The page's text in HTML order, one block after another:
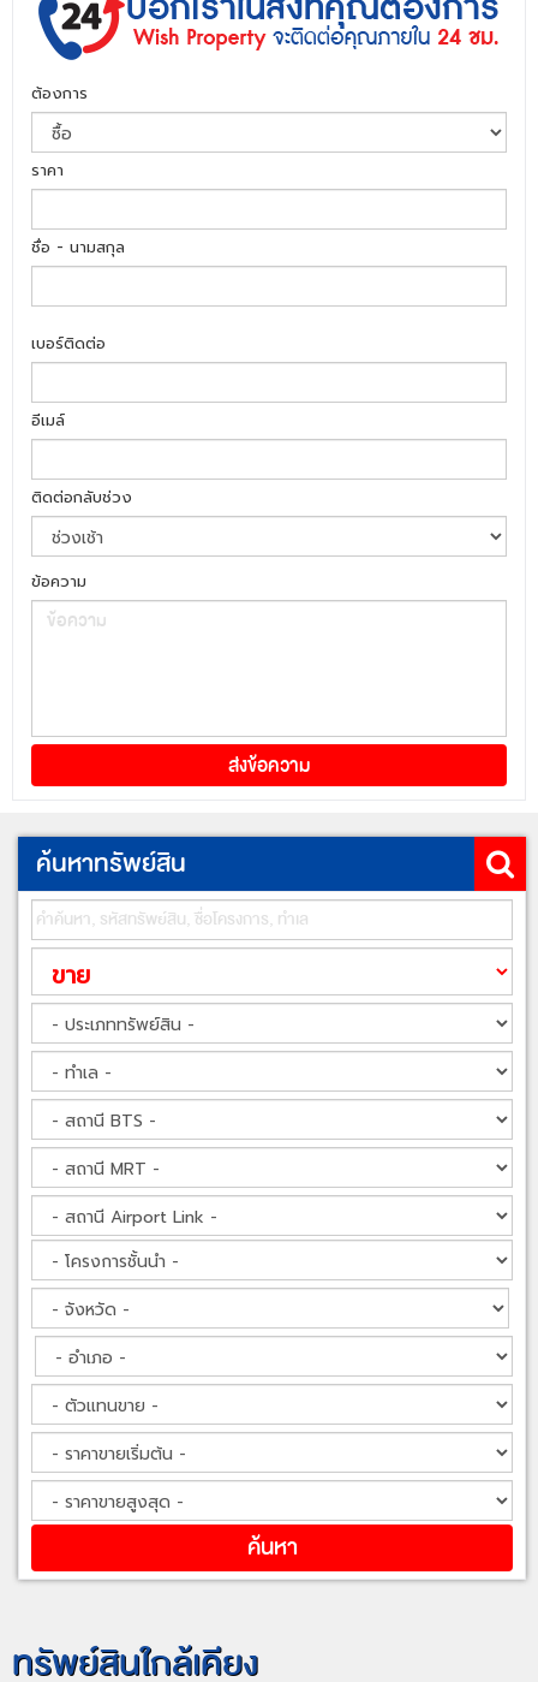
ต้องการ
ราคา
ชื่อ - นามสกุล
เบอร์ติดต่อ
อีเมล์
ติดต่อกลับช่วง
ข้อความ
ค้นหาทรัพย์สิน
ทรัพย์สินใกล้เคียง